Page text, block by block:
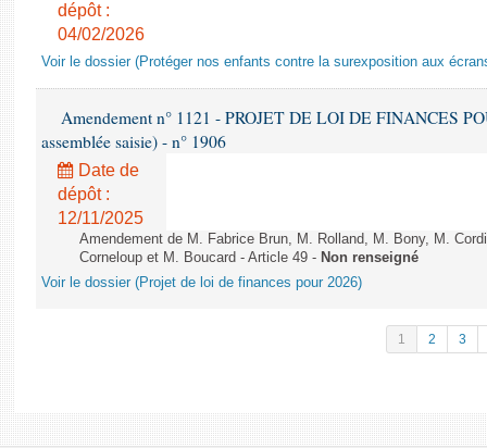
dépôt :
04/02/2026
Voir le dossier (Protéger nos enfants contre la surexposition aux
Amendement n° 1121 - PROJET DE LOI DE FINANCES
assemblée saisie) - n° 1906
Date de
dépôt :
12/11/2025
Amendement de M. Fabrice Brun, M. Rolland, M. Bony, M.
Corneloup et M. Boucard - Article 49 - Non renseigné
Voir le dossier (Projet de loi de finances pour 2026)
1 2 3